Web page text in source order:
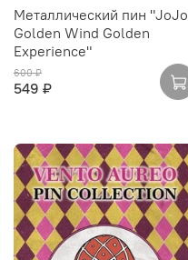
Металлический пин "JoJo
Golden Wind Golden
Experience"
600 ₽
549 ₽